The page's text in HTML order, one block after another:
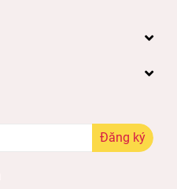
Đăng ký